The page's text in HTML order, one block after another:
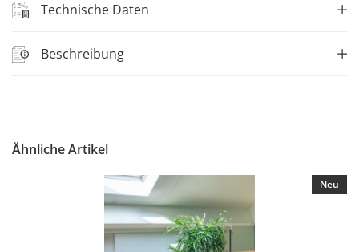
Technische Daten
Beschreibung
Ähnliche Artikel
Neu